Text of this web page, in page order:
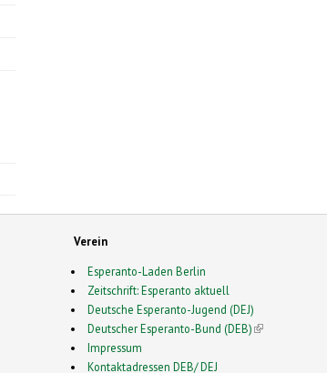
Verein
Esperanto-Laden Berlin
Zeitschrift: Esperanto aktuell
Deutsche Esperanto-Jugend (DEJ)
Deutscher Esperanto-Bund (DEB)(link is external)
Impressum
Kontaktadressen DEB/ DEJ